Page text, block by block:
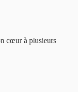
cœur à plusieurs